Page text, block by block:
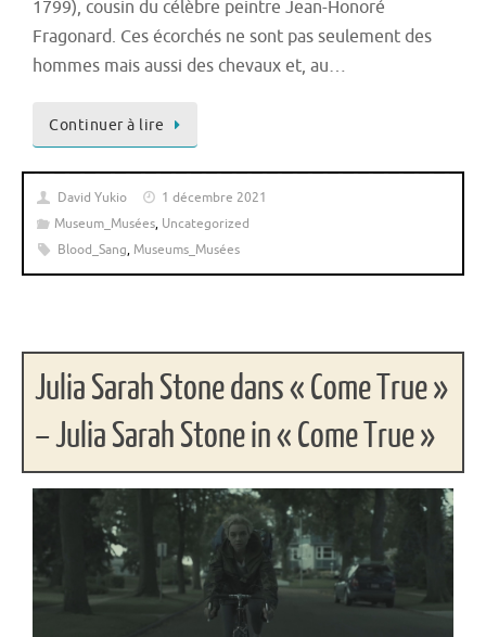
1799), cousin du célèbre peintre Jean-Honoré
Fragonard. Ces écorchés ne sont pas seulement des
hommes mais aussi des chevaux et, au…
Continuer à lire
David Yukio
1 décembre 2021
Museum_Musées, Uncategorized
Blood_Sang, Museums_Musées
Julia Sarah Stone dans « Come True »
– Julia Sarah Stone in « Come True »